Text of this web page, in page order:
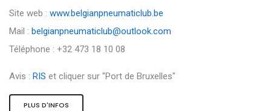
Site web : www.belgianpneumaticlub.be
Mail : belgianpneumaticlub@outlook.com
Téléphone : +32 473 18 10 08
Avis : RIS et cliquer sur "Port de Bruxelles"
PLUS D'INFOS